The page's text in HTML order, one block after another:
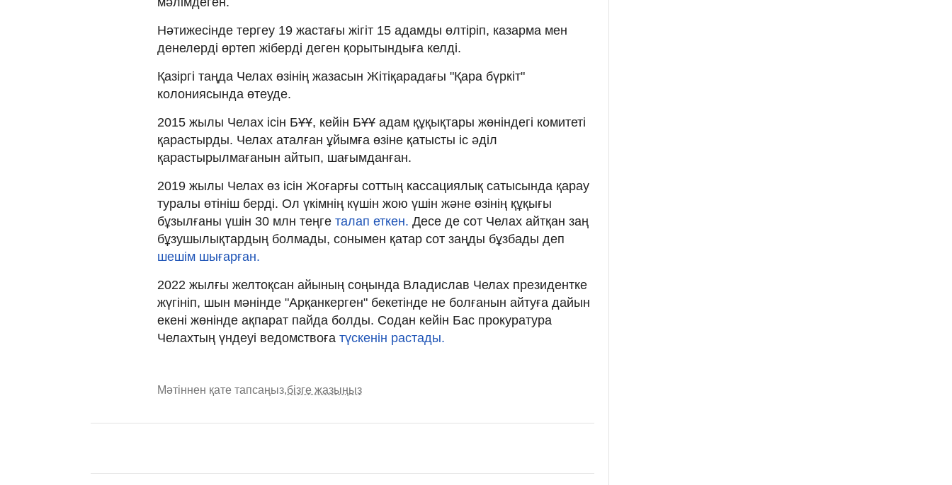
Нәтижесінде тергеу 19 жастағы жігіт 15 адамды өлтіріп, казарма мен
денелерді өртеп жіберді деген қорытындыға келді.
Қазіргі таңда Челах өзінің жазасын Жітіқарадағы "Қара бүркіт"
колониясында өтеуде.
2015 жылы Челах ісін БҰҰ, кейін БҰҰ адам құқықтары жөніндегі комитеті
қарастырды. Челах аталған ұйымға өзіне қатысты іс әділ
қарастырылмағанын айтып, шағымданған.
2019 жылы Челах өз ісін Жоғарғы соттың кассациялық сатысында қарау
туралы өтініш берді. Ол үкімнің күшін жою үшін және өзінің құқығы
бұзылғаны үшін 30 млн теңге талап еткен. Десе де сот Челах айтқан заң
бұзушылықтардың болмады, сонымен қатар сот заңды бұзбады деп
шешім шығарған.
2022 жылғы желтоқсан айының соңында Владислав Челах президентке
жүгініп, шын мәнінде "Арқанкерген" бекетінде не болғанын айтуға дайын
екені жөнінде ақпарат пайда болды. Содан кейін Бас прокуратура
Челахтың үндеуі ведомствоға түскенін растады.
Мәтіннен қате тапсаңыз,бізге жазыңыз